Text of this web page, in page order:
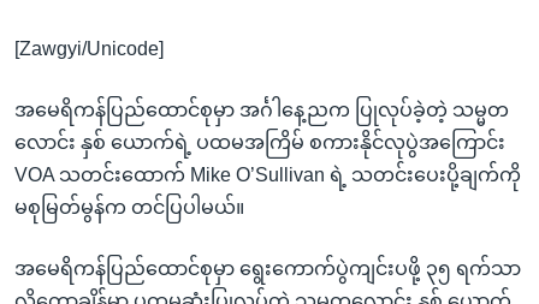
နေရာ
ကျော်
ရန်
[Zawgyi/Unicode]
အမေရိကန်ပြည်ထောင်စုမှာ အင်္ဂါနေ့ညက ပြုလုပ်ခဲ့တဲ့ သမ္မတ
လောင်း နှစ် ယောက်ရဲ့ ပထမအကြိမ် စကားနိုင်လုပွဲအကြောင်း
VOA သတင်းထောက် Mike O’Sullivan ရဲ့ သတင်းပေးပို့ချက်ကို
မစုမြတ်မွန်က တင်ပြပါမယ်။
အမေရိကန်ပြည်ထောင်စုမှာ ရွေးကောက်ပွဲကျင်းပဖို့ ၃၅ ရက်သာ